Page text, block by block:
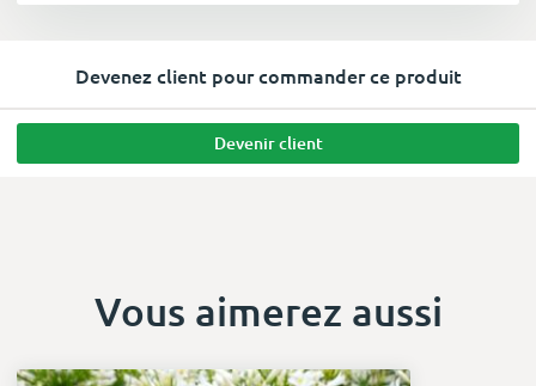
Devenez client pour commander ce produit
Devenir client
Vous aimerez aussi